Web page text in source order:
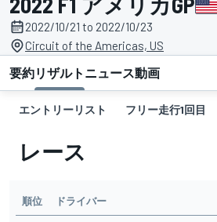
2022/10/21 to 2022/10/23
Circuit of the Americas, US
要約リザルト ニュース動画
エントリーリスト フリー走行1回目
レース
順位 ドライバー